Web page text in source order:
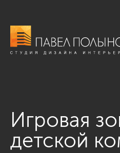
Игровая
детской